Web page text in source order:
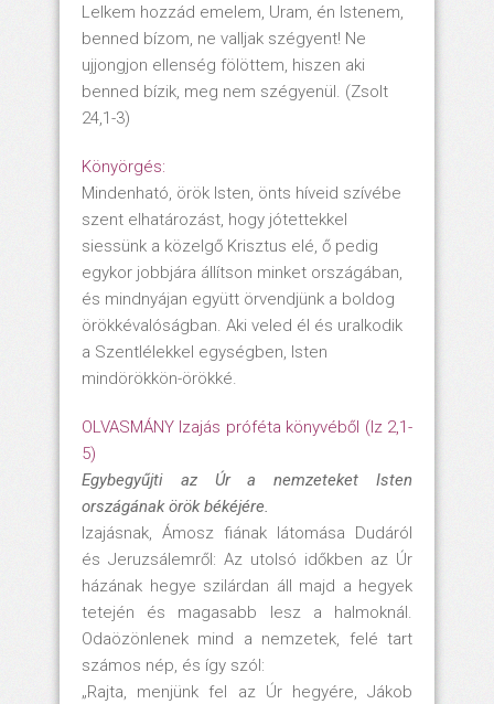
Lelkem hozzád emelem, Uram, én Istenem,
benned bízom, ne valljak szégyent! Ne
ujjongjon ellenség fölöttem, hiszen aki
benned bízik, meg nem szégyenül. (Zsolt
24,1-3)
Könyörgés:
Mindenható, örök Isten, önts híveid szívébe
szent elhatározást, hogy jótettekkel
siessünk a közelgő Krisztus elé, ő pedig
egykor jobbjára állítson minket országában,
és mindnyájan együtt örvendjünk a boldog
örökkévalóságban. Aki veled él és uralkodik
a Szentlélekkel egységben, Isten
mindörökkön-örökké.
OLVASMÁNY Izajás próféta könyvéből (Iz 2,1-
5)
Egybegyűjti az Úr a nemzeteket Isten
országának örök békéjére.
Izajásnak, Ámosz fiának látomása Dudáról
és Jeruzsálemről: Az utolsó időkben az Úr
házának hegye szilárdan áll majd a hegyek
tetején és magasabb lesz a halmoknál.
Odaözönlenek mind a nemzetek, felé tart
számos nép, és így szól:
„Rajta, menjünk fel az Úr hegyére, Jákob